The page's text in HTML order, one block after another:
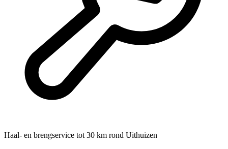
Haal- en brengservice tot 30 km rond Uithuizen